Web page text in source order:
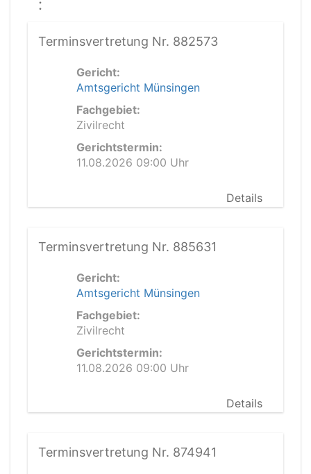
:
Terminsvertretung Nr. 882573
Gericht:
Amtsgericht Münsingen
Fachgebiet:
Zivilrecht
Gerichtstermin:
11.08.2026 09:00 Uhr
Details
Terminsvertretung Nr. 885631
Gericht:
Amtsgericht Münsingen
Fachgebiet:
Zivilrecht
Gerichtstermin:
11.08.2026 09:00 Uhr
Details
Terminsvertretung Nr. 874941